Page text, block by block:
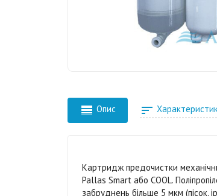
 Опис 
Картридж предочистки
Pallas Smart або COOL.
забруднень більше 5 мкм (пісок,